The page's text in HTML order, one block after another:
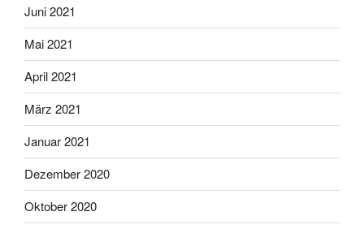
Juni 2021
Mai 2021
April 2021
März 2021
Januar 2021
Dezember 2020
Oktober 2020